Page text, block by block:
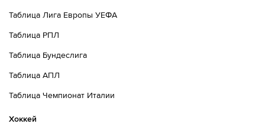
и его заменяет Лукас Хелер
и его заменяет Макс Розенфельдер
Виктор Линделеф наказан за толчок Йоан Манзамби
вбрасывание в штрафную площадку соперника
Таблица Лига Европы УЕФА
Таблица РПЛ
Таблица Бундеслига
Таблица АПЛ
Таблица Чемпионат Италии
Хоккей